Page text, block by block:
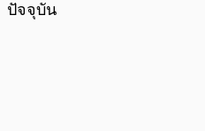
ปัจจุบัน